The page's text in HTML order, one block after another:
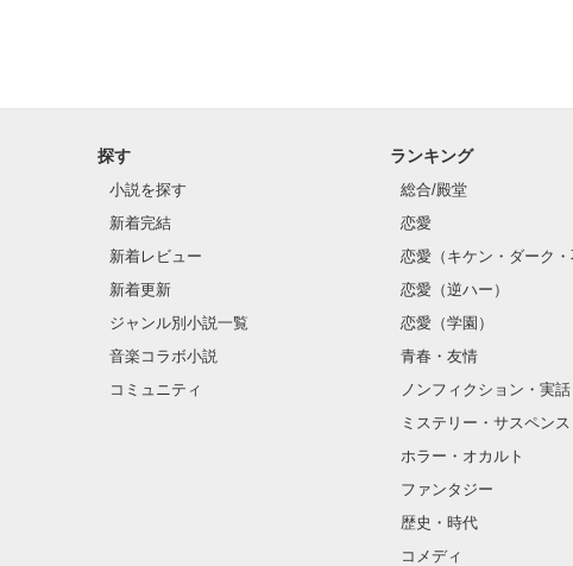
探す
小説を探す
新着完結
新着レビュー
新着更新
ジャンル別小説一覧
音楽コラボ小説
コミュニティ
ランキング
総合/殿堂
恋愛
恋愛（キケン・ダーク・
恋愛（逆ハー）
恋愛（学園）
青春・友情
ノンフィクション・実話
ミステリー・サスペンス
ホラー・オカルト
ファンタジー
歴史・時代
コメディ